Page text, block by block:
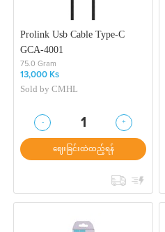
Prolink Usb Cable Type-C
GCA-4001
75.0 Gram
13,000 Ks
Sold byCMHL
- 1
+
ဈေးခြင်းထဲထည့်ရန်